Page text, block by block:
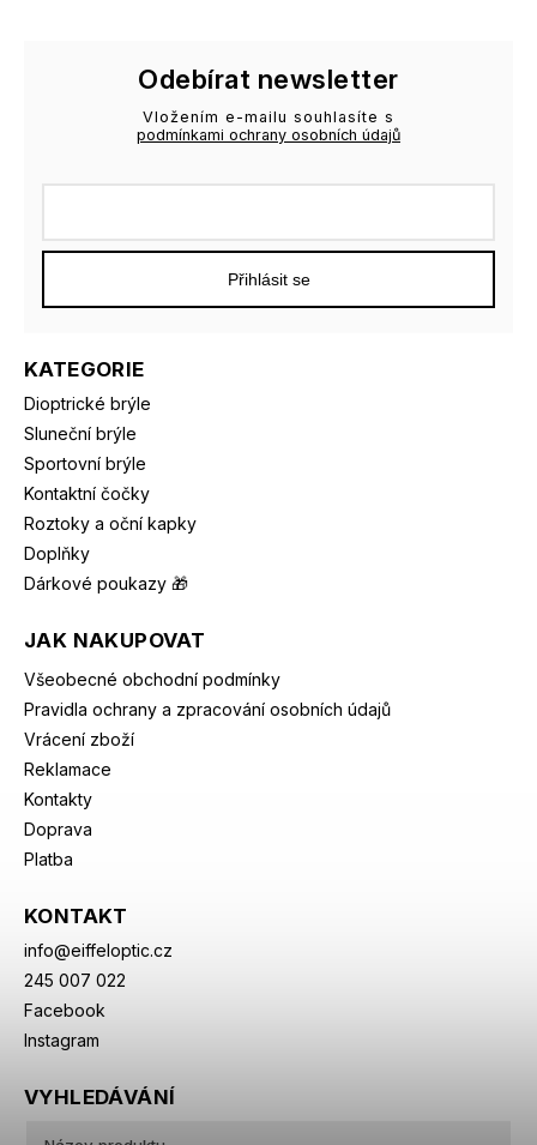
KATEGORIE
Dioptrické brýle
Sluneční brýle
Sportovní brýle
Kontaktní čočky
Roztoky a oční kapky
Doplňky
Dárkové poukazy 🎁
JAK NAKUPOVAT
Všeobecné obchodní podmínky
Pravidla ochrany a zpracování osobních údajů
Vrácení zboží
Reklamace
Kontakty
Doprava
Platba
KONTAKT
info@eiffeloptic.cz
245 007 022
Facebook
Instagram
Odebírat newsletter
Vložením e-mailu souhlasíte s
podmínkami ochrany osobních údajů
Přihlásit se
VYHLEDÁVÁNÍ